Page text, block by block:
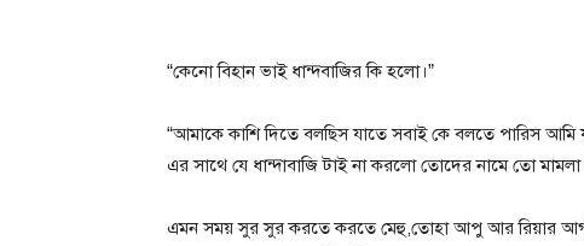
“কেনো বিহান ভাই ধান্দবাজির কি হলো।”
“আমাকে কাশি দিতে বলছিস যাতে সবাই কে বলতে পারিস
এর সাথে যে ধান্দাবাজি টাই না করলো তোদের নামে তো
এমন সময় সুর সুর করতে করতে মেহু,তোহা আপু আর রিয়ার